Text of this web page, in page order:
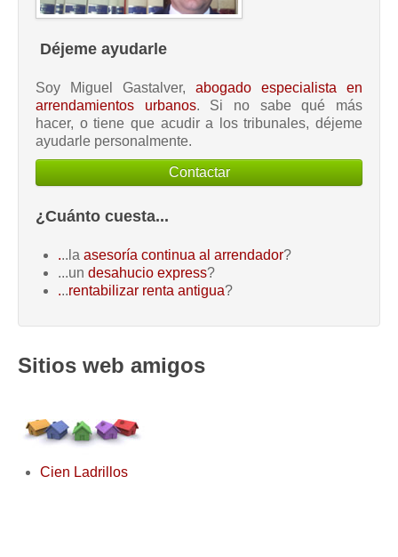
Déjeme ayudarle
Soy Miguel Gastalver, abogado especialista en
arrendamientos urbanos. Si no sabe qué más
hacer, o tiene que acudir a los tribunales, déjeme
ayudarle personalmente.
Contactar
¿Cuánto cuesta...
...la asesoría continua al arrendador?
...un desahucio express?
...rentabilizar renta antigua?
Sitios web amigos
Cien Ladrillos